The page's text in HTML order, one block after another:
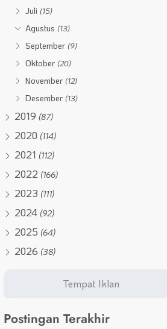
Juli (15)
Agustus (13)
September (9)
Oktober (20)
November (12)
Desember (13)
2019 (87)
2020 (114)
2021 (112)
2022 (166)
2023 (111)
2024 (92)
2025 (64)
2026 (38)
Postingan Terakhir